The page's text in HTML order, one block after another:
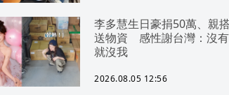
李多慧生日豪捐50萬、親
送物資 感性謝台灣：沒
就沒我
2026.08.05 12:56